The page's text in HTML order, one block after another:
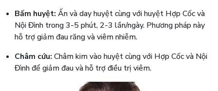
Bấm huyệt: Ấn và day huyệt cùng với huyệt Hợp Cốc và
Nội Đình trong 3-5 phút, 2-3 lần/ngày. Phương pháp này
hỗ trợ giảm đau răng và viêm nhiễm.
Châm cứu: Châm kim vào huyệt cùng với Hợp Cốc và Nội
Đình để giảm đau và hỗ trợ điều trị viêm.